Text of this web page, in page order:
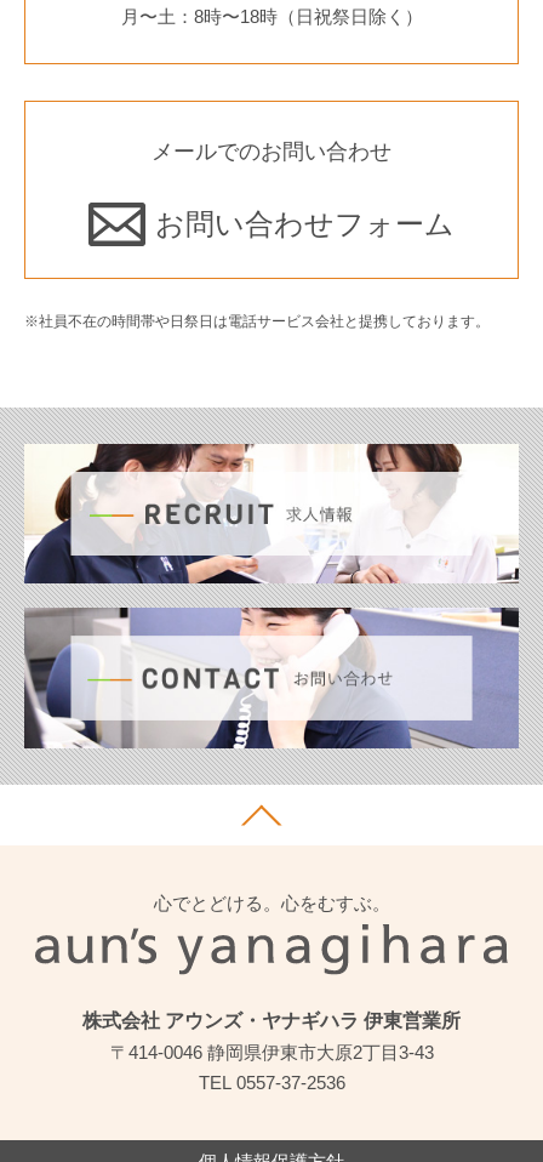
月〜土：8時〜18時（日祝祭日除く）
メールでのお問い合わせ
お問い合わせフォーム
※社員不在の時間帯や日祭日は電話サービス会社と提携しております。
心でとどける。心をむすぶ。
株式会社 アウンズ・ヤナギハラ 伊東営業所
〒414-0046 静岡県伊東市大原2丁目3-43
TEL 0557-37-2536